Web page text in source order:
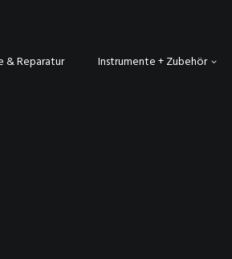
& Reparatur Instrumente + Zubehör